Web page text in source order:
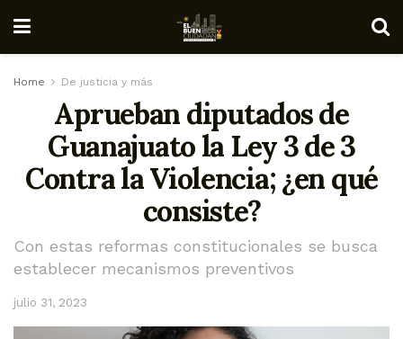
Home De justicia y más
Aprueban diputados de
Guanajuato la Ley 3 de 3
Contra la Violencia; ¿en qué
consiste?
Con estas reformas constitucionales se busca
establecer mecanismos preventivos
julio 31, 2023